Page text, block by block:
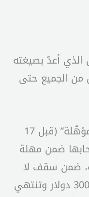
الذي أعدّ بصيغته
من الجميع حتى
– تصنيف الودائع بين “ودائع مؤهّلة” (قبل 17
تُدفع لأصحابها ضمن مهلة
بين 10 و15 سنة، ضمن سقف لا
يتعدّى 100 ألف دولار وتبدأ بـ300 دولار وتنتهي